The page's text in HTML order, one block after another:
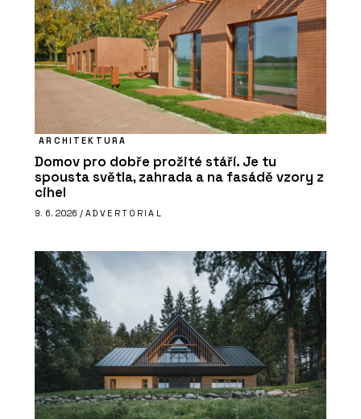
ARCHITEKTURA
Domov pro dobře prožité stáří. Je tu
spousta světla, zahrada a na fasádě vzory z
cihel
9. 6. 2026 / ADVERTORIAL